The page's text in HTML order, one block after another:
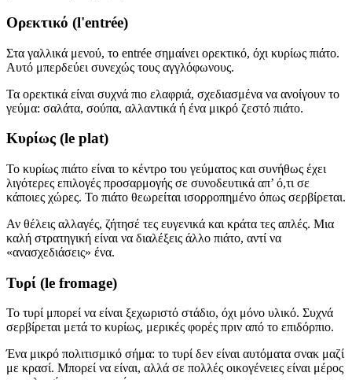
Ορεκτικό (l'entrée)
Στα γαλλικά μενού, το entrée σημαίνει ορεκτικό, όχι κυρίως πιάτο.
Αυτό μπερδεύει συνεχώς τους αγγλόφωνους.
Τα ορεκτικά είναι συχνά πιο ελαφριά, σχεδιασμένα να ανοίγουν το
γεύμα: σαλάτα, σούπα, αλλαντικά ή ένα μικρό ζεστό πιάτο.
Κυρίως (le plat)
Το κυρίως πιάτο είναι το κέντρο του γεύματος και συνήθως έχει
λιγότερες επιλογές προσαρμογής σε συνοδευτικά απ’ ό,τι σε
κάποιες χώρες. Το πιάτο θεωρείται ισορροπημένο όπως σερβίρεται.
Αν θέλεις αλλαγές, ζήτησέ τες ευγενικά και κράτα τες απλές. Μια
καλή στρατηγική είναι να διαλέξεις άλλο πιάτο, αντί να
«ανασχεδιάσεις» ένα.
Τυρί (le fromage)
Το τυρί μπορεί να είναι ξεχωριστό στάδιο, όχι μόνο υλικό. Συχνά
σερβίρεται μετά το κυρίως, μερικές φορές πριν από το επιδόρπιο.
Ένα μικρό πολιτισμικό σήμα: το τυρί δεν είναι αυτόματα σνακ μαζί
με κρασί. Μπορεί να είναι, αλλά σε πολλές οικογένειες είναι μέρος